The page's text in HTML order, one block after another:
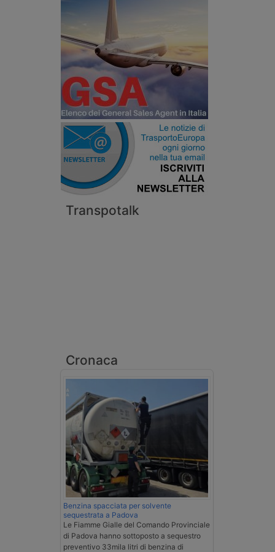
Transpotalk
Cronaca
Benzina spacciata per solvente
sequestrata a Padova
Le Fiamme Gialle del Comando Provinciale
di Padova hanno sottoposto a sequestro
preventivo 33mila litri di benzina di